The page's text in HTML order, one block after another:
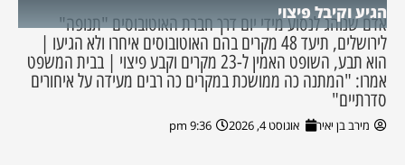
הגיע וקיבל פיצוי
אדם שנוהג לנסוע מידי יום דרך חברת האוטובוסים "תנופה"
לירושלים, תיעד 48 מקרים בהם האוטובוסים איחרו ולא הגיעו |
הוא תבע, השופט האמין ל-23 מקרים וקבע פיצוי | בבית המשפט
אמרו: "המתנה כה ממושכת במקרים כה רבים מעידה על איחורים
סדרתיים"
מירב בן יאיר אוגוסט 4, 2026 9:36 pm